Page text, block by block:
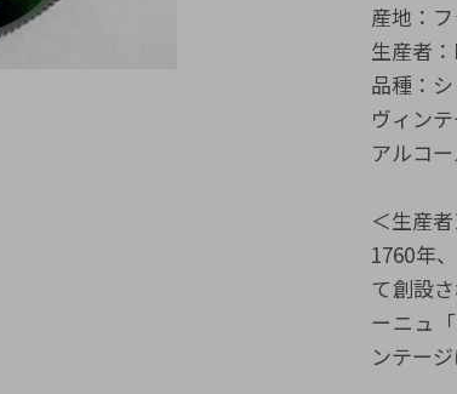
産地：
生産者
品種：
ヴィン
アルコ
＜生産
1760年
て創設
ーニュ
ンテー